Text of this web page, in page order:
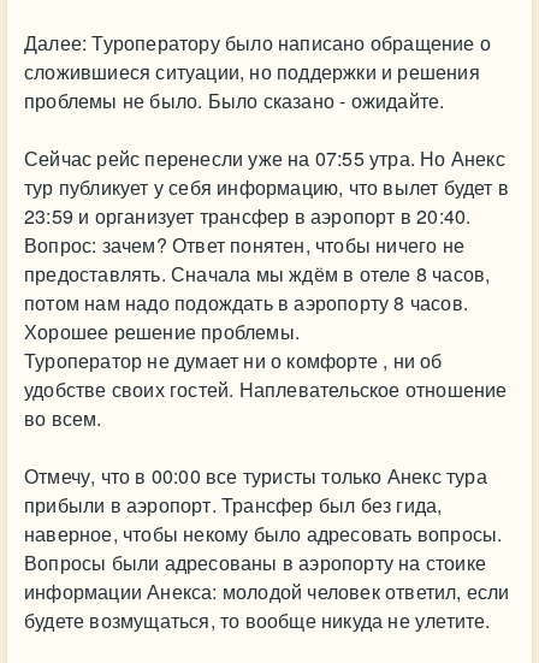
Далее: Туроператору было написано обращение о
сложившиеся ситуации, но поддержки и решения
проблемы не было. Было сказано - ожидайте.
Сейчас рейс перенесли уже на 07:55 утра. Но Анекс
тур публикует у себя информацию, что вылет будет в
23:59 и организует трансфер в аэропорт в 20:40.
Вопрос: зачем? Ответ понятен, чтобы ничего не
предоставлять. Сначала мы ждём в отеле 8 часов,
потом нам надо подождать в аэропорту 8 часов.
Хорошее решение проблемы.
Туроператор не думает ни о комфорте , ни об
удобстве своих гостей. Наплевательское отношение
во всем.
Отмечу, что в 00:00 все туристы только Анекс тура
прибыли в аэропорт. Трансфер был без гида,
наверное, чтобы некому было адресовать вопросы.
Вопросы были адресованы в аэропорту на стоике
информации Анекса: молодой человек ответил, если
будете возмущаться, то вообще никуда не улетите.